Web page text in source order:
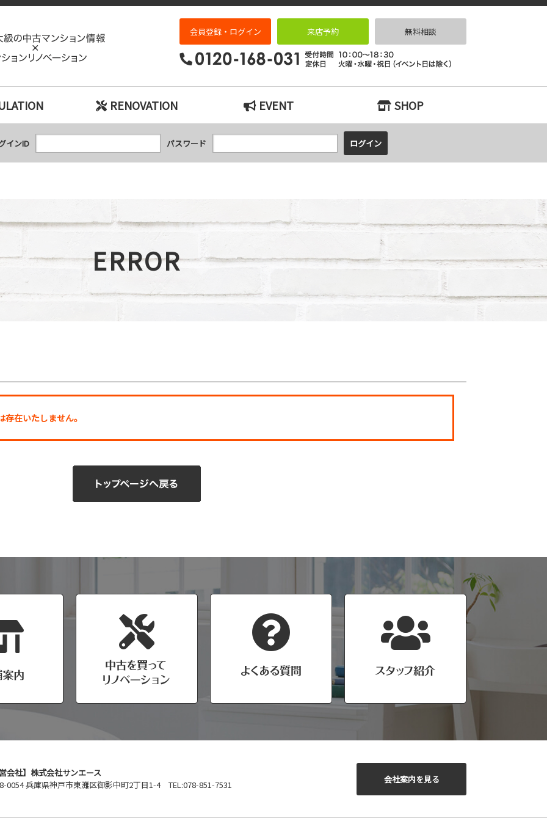
エラー｜神戸市の中古マンション検索とリノベーションなら｜リノベっ家（リノベッチ）KOBE
会員登録・ログイン 来店予約 無料相談
RENOVATION EVENT SHOP
インID パスワード
ERROR
在いたしません。
会社】株式会社サンエース
0054 兵庫県神戸市東灘区御影中町2丁目1-4 TEL:078-851-7531
会社案内を見る